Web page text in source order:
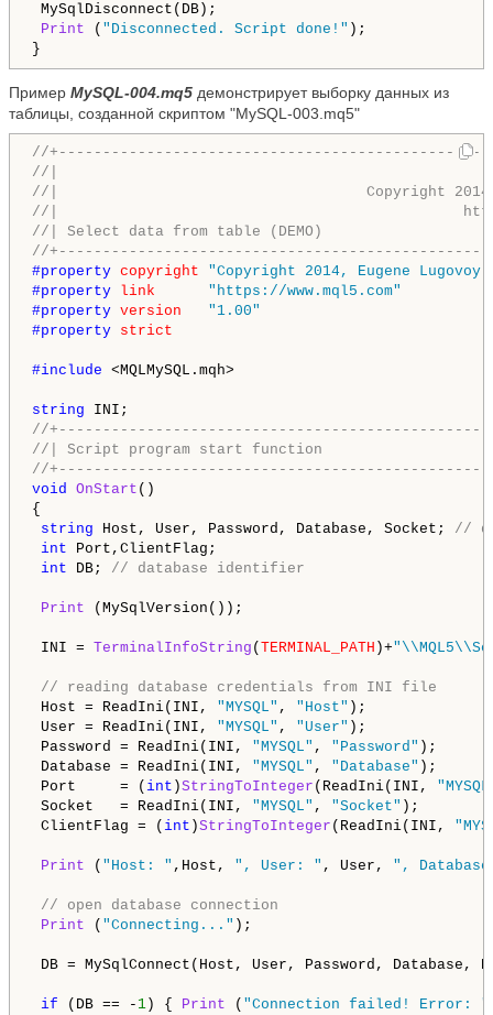
MySqlDisconnect(DB);
Print ( "Disconnected. Script done!" );
}
Пример MySQL-004.mq5 демонстрирует выборку данных из
таблицы, созданной скриптом "MySQL-003.mq5"
//
//|
//|                                   Copyright
//|
//| Select data from table (DEMO)
//
#property copyright
"Copyright 2014, Eugene
#property link
"https://www.mql5.com"
#property version
"1.00"
#property strict
#include <MQLMySQL.mqh>
string
//
//| Script program start function
//
void OnStart ()
{
string Host, User, Password, Database, Socket; //
int Port,ClientFlag;
int DB; // database identifier
Print (MySqlVersion());
INI = TerminalInfoString ( TERMINAL_PATH )+
// reading database credentials from INI file
Host = ReadIni(INI, "MYSQL" , "Host" );
User = ReadIni(INI, "MYSQL" , "User" );
Password = ReadIni(INI, "MYSQL" , "Password" );
Database = ReadIni(INI, "MYSQL" , "Database" );
Port     = ( int )StringToInteger (ReadIni(INI,
Socket   = ReadIni(INI, "MYSQL" , "Socket" );
ClientFlag = ( int )StringToInteger (ReadIni(INI,
Print ( "Host: " ,Host, ", User: " , User, ",
// open database connection
Print ( "Connecting..." );
DB = MySqlConnect(Host, User, Password,
if (DB == - 1 ) { Print ( "Connection failed! Error: "